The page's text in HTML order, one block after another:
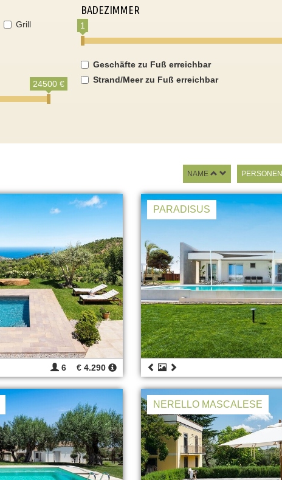
Grill
24500 €
BADEZIMMER
1
Geschäfte zu Fuß erreichbar
Strand/Meer zu Fuß erreichbar
NAME PERSONEN
6 € 4.290
PARADISUS
NERELLO MASCALESE